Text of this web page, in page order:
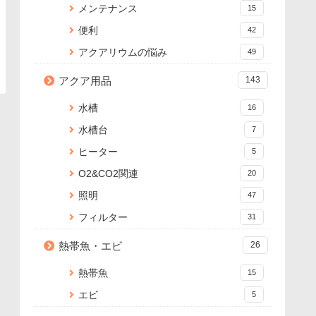
メンテナンス 15
便利 42
アクアリウムの悩み 49
アクア用品 143
水槽 16
水槽台 7
ヒーター 5
O2&CO2関連 20
照明 47
フィルター 31
熱帯魚・エビ 26
熱帯魚 15
エビ 5